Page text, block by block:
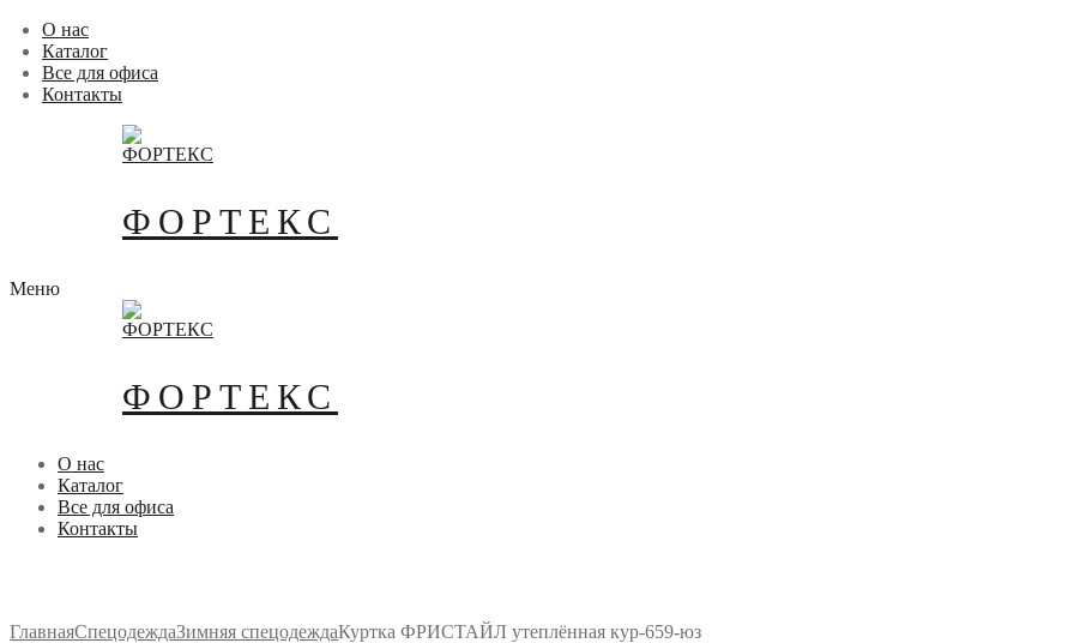
Перейти
содержимому
Меню
Закрыть
О нас
Каталог
Все для офиса
Контакты
ФОРТЕКС
Меню
ФОРТЕКС
О нас
Каталог
Все для офиса
Контакты
ГлавнаяСпецодеждаЗимняя спецодеждаКуртка ФРИСТАЙЛ утеплённая кур-659-юз